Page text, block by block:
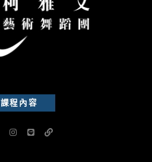
課程內容
I
n
L
i
L
i